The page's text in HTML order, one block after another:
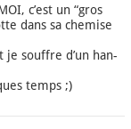
c’est un “gros
dans sa che­mise
je souffre d’un han­
temps ;)